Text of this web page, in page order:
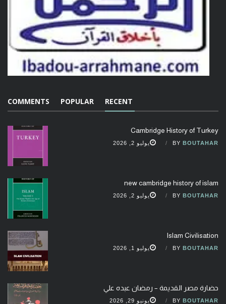
RECENT
POPULAR
COMMENTS
Cambridge History of Turkey
BY BOUTAHAR يوليو 2, 2026
new cambridge history of islam
BY BOUTAHAR يوليو 2, 2026
Islam Civilisation
BY BOUTAHAR يوليو 1, 2026
حضارة مصر القديمة – رمضان عبده علي
BY BOUTAHAR يونيو 29, 2026